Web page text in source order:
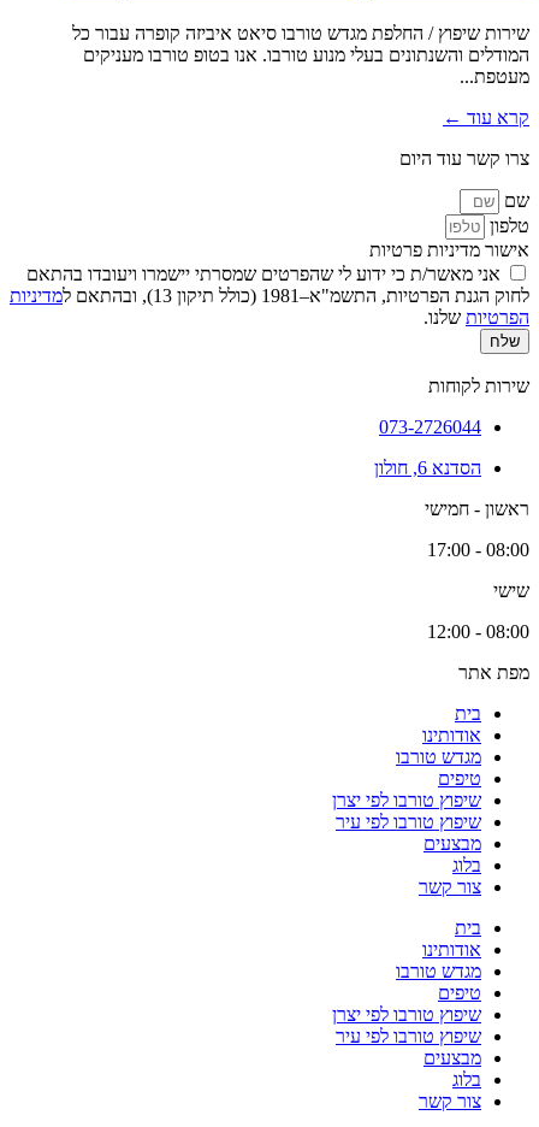
שירות שיפוץ / החלפת מגדש טורבו סיאט איביזה קופרה עבור כל
המודלים והשנתונים בעלי מנוע טורבו. אנו בטופ טורבו מעניקים
מעטפת...
קרא עוד ←
צרו קשר עוד היום
שם
טלפון
אישור מדיניות פרטיות
אני מאשר/ת כי ידוע לי שהפרטים שמסרתי יישמרו ויעובדו בהתאם
לחוק הגנת הפרטיות, התשמ"א–1981 (כולל תיקון 13), ובהתאם ל
מדיניות
הפרטיות שלנו.
שלח
שירות לקוחות
073-2726044
הסדנא 6, חולון
ראשון - חמישי
08:00 - 17:00
שישי
08:00 - 12:00
מפת אתר
בית
אודותינו
מגדש טורבו
טיפים
שיפוץ טורבו לפי יצרן
שיפוץ טורבו לפי עיר
מבצעים
בלוג
צור קשר
בית
אודותינו
מגדש טורבו
טיפים
שיפוץ טורבו לפי יצרן
שיפוץ טורבו לפי עיר
מבצעים
בלוג
צור קשר